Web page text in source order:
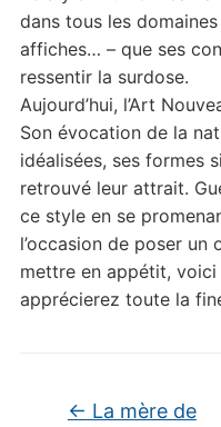
dans tous les
affiches… – que ses
ressentir la surdose.
Aujourd’hui, l’Art
Son évocation de la
idéalisées, ses formes
retrouvé leur attrait.
ce style en se
l’occasion de poser un
mettre en appétit,
apprécierez toute la
← La mère de